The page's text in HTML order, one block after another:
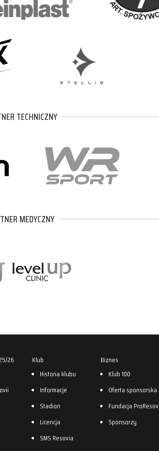
TECHNICZNY
MEDYCZNY
26
Klub
Historia klubu
Informacje
Stadion
Licencja
SMS Resovia
Biznes
Klub 100
Oferta sponsorska
Fundacja
Sponsorzy